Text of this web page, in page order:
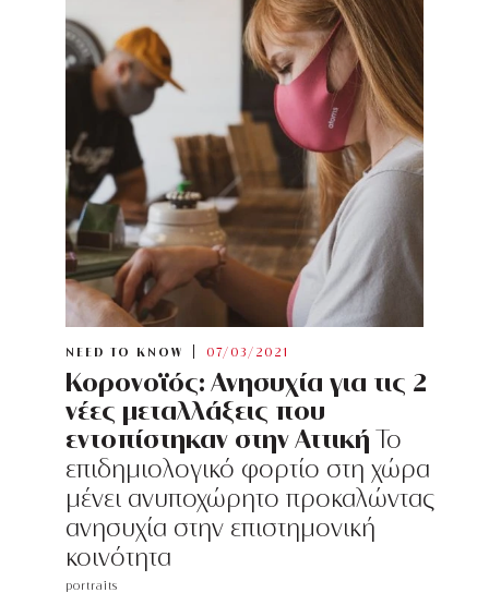
NEED TO KNOW 07/03/2021
Κορονοϊός: Ανησυχία για τις 2
νέες μεταλλάξεις που
εντοπίστηκαν στην Αττική Το
επιδημιολογικό φορτίο στη χώρα
μένει ανυποχώρητο προκαλώντας
ανησυχία στην επιστημονική
κοινότητα
portraits